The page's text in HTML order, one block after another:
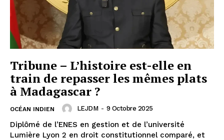
Tribune – L’histoire est-elle en
train de repasser les mêmes plats
à Madagascar ?
OCÉAN INDIEN LEJDM - 9 Octobre 2025
Diplômé de l’ENES en gestion et de l’université
Lumière Lyon 2 en droit constitutionnel comparé, et